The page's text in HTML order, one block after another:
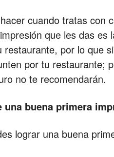
cuando tratas con
que les das es
por lo que
por tu restaurante;
no te recomendarán.
buena primera
lograr una buena